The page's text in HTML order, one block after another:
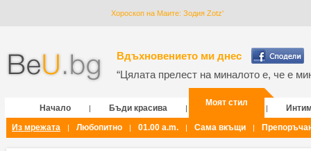
Хороскоп на Маите: Зодия Zotz'
Вдъхновението ми днес
“Цялата прелест на миналото е, че е
Начало | Бъди красива |
Моят стил
|
Из мрежата
| Любопитно | 01.00 a.m. | Сама вкъщи |